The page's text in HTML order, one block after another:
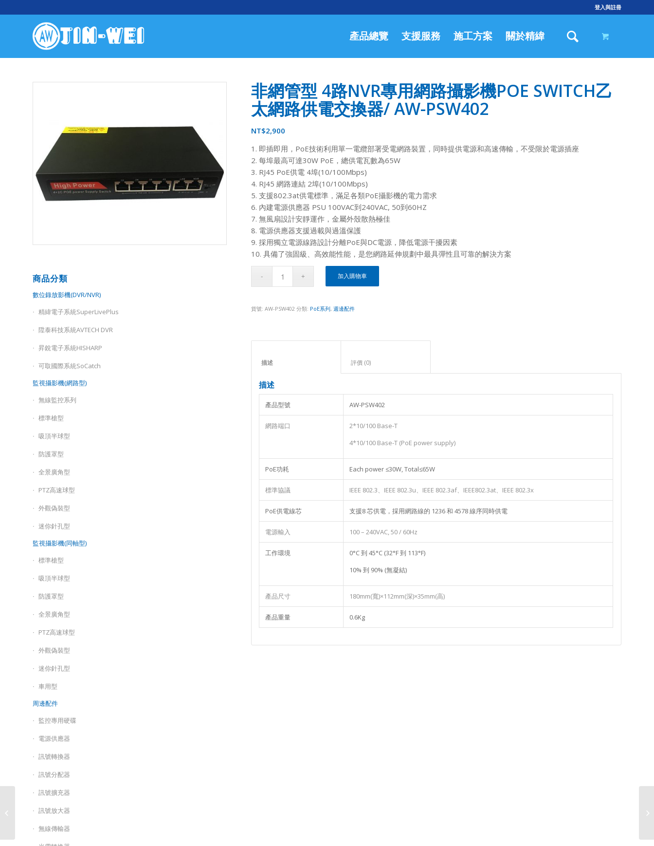
登入與註冊
產品總覽 支援服務 施工方案 關於精緯
商品分類
數位錄放影機(DVR/NVR)
精緯電子系統SuperLivePlus
陞泰科技系統AVTECH DVR
昇銳電子系統HISHARP
可取國際系統SoCatch
監視攝影機(網路型)
無線監控系列
標準槍型
吸頂半球型
防護罩型
全景廣角型
PTZ高速球型
外觀偽裝型
迷你針孔型
監視攝影機(同軸型)
標準槍型
吸頂半球型
防護罩型
全景廣角型
PTZ高速球型
外觀偽裝型
迷你針孔型
車用型
周邊配件
監控專用硬碟
電源供應器
訊號轉換器
訊號分配器
訊號擴充器
訊號放大器
無線傳輸器
非網管型 4路NVR專用網路攝影機POE SWITCH乙
太網路供電交換器/ AW-PSW402
NT$2,900
1. 即插即用，PoE技術利用單一電纜部署受電網路裝置，同時提供電源和高速傳輸，不受限於電源插座
2. 每埠最高可達30W PoE，總供電瓦數為65W
3. RJ45 PoE供電 4埠(10/100Mbps)
4. RJ45 網路連結 2埠(10/100Mbps)
5. 支援802.3at供電標準，滿足各類PoE攝影機的電力需求
6. 內建電源供應器 PSU 100VAC到240VAC, 50到60HZ
7. 無風扇設計安靜運作，金屬外殼散熱極佳
8. 電源供應器支援過載與過溫保護
9. 採用獨立電源線路設計分離PoE與DC電源，降低電源干擾因素
10. 具備了強固級、高效能性能，是您網路延伸規劃中最具彈性且可靠的解決方案
加入購物車
貨號:AW-PSW402 分類: PoE系列,週邊配件
描述
產品型號 AW-PSW402
網路端口
2*10/100 Base-T
4*10/100 Base-T (PoE power supply)
PoE功耗 Each power ≤30W, Total≤65W
標準協議 IEEE 802.3、IEEE 802.3u、IEEE 802.3af、IEEE802.3at、IEEE 802.3x
PoE供電線芯 支援8 芯供電，採用網路線的 1236 和 4578 線序同時供電
電源輸入 100 – 240VAC, 50 / 60Hz
工作環境
0°C 到 45°C (32°F 到 113°F)
10% 到 90% (無凝結)
產品尺寸 180mm(寬)×112mm(深)×35mm(高)
產品重量 0.6Kg
網路攝影機POE SWITCH